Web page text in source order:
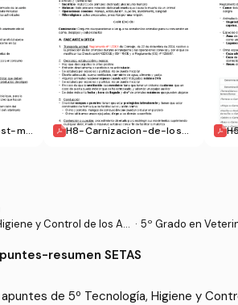
mo
H8-Carnizacion-de-los-a
y Control de los Ali
· 5º Grado en
resumen SETAS
de 5º Tecnología, Higiene y